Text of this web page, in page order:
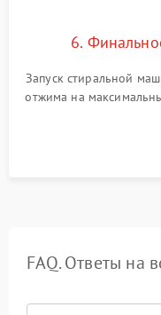
6.
Запуск стиральной
отжима на
корректности
посторонних
FAQ. Ответы на